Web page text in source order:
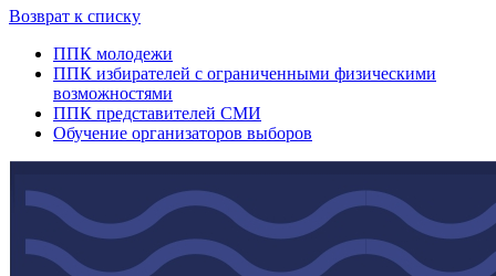
Возврат к списку
ППК молодежи
ППК избирателей с ограниченными физическими
возможностями
ППК представителей СМИ
Обучение организаторов выборов